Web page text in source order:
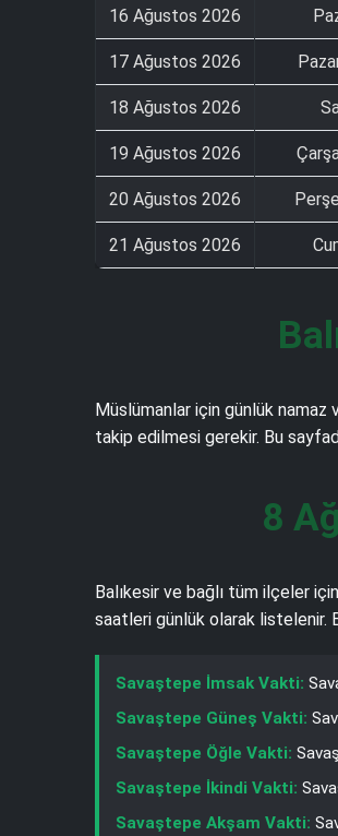
16 Ağustos 2026
17 Ağustos 2026
18 Ağustos 2026
19 Ağustos 2026
20 Ağustos 2026
21 Ağustos 2026
Müslümanlar için günlük
takip edilmesi gerekir. Bu
8
Balıkesir ve bağlı tüm ilçeler
saatleri günlük olarak listelenir.
Savaştepe İmsak Vakti:
Savaştepe Güneş Vakti:
Savaştepe Öğle Vakti:
Savaştepe İkindi Vakti:
Savaştepe Akşam Vakti: